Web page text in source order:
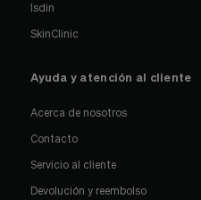
Isdin
SkinClinic
Ayuda y atención al cliente
Acerca de nosotros
Contacto
Servicio al cliente
Devolución y reembolso